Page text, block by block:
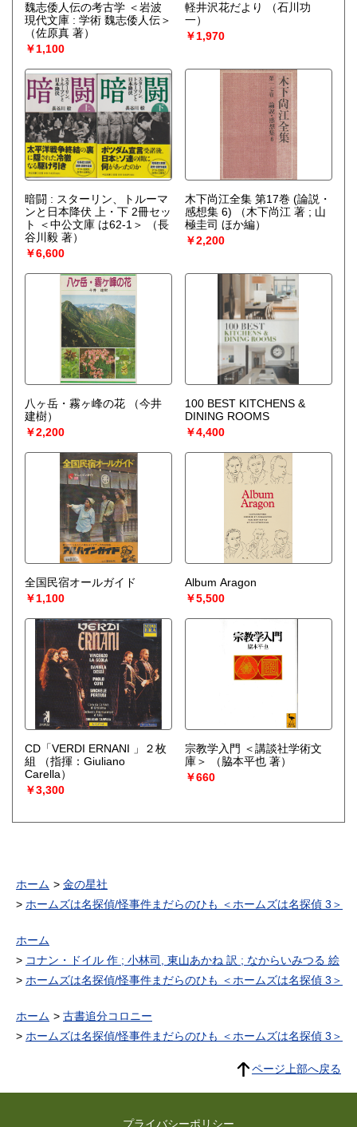
魏志倭人伝の考古学 ＜岩波
現代文庫 : 学術 魏志倭人伝＞
（佐原真 著）
￥1,100
軽井沢花だより
（石川功
一）
￥1,970
暗闘 : スターリン、トルーマ
ンと日本降伏 上・下 2冊セッ
ト ＜中公文庫 は62-1＞
（長
谷川毅 著）
￥6,600
木下尚江全集 第17巻 (論説・
感想集 6)
（木下尚江 著 ; 山
極圭司 ほか編）
￥2,200
八ヶ岳・霧ヶ峰の花
（今井
建樹）
￥2,200
100 BEST KITCHENS &
DINING ROOMS
￥4,400
全国民宿オールガイド
￥1,100
Album Aragon
￥5,500
CD「VERDI ERNANI 」２枚
組
（指揮：Giuliano
Carella）
￥3,300
宗教学入門 ＜講談社学術文
庫＞
（脇本平也 著）
￥660
ホーム
金の星社
ホームズは名探偵/怪事件まだらのひも ＜ホームズは名探偵 3＞
ホーム
コナン・ドイル 作 ; 小林司, 東山あかね 訳 ; なからいみつる 絵
ホームズは名探偵/怪事件まだらのひも ＜ホームズは名探偵 3＞
ホーム
古書追分コロニー
ホームズは名探偵/怪事件まだらのひも ＜ホームズは名探偵 3＞
ページ上部へ戻る
プライバシーポリシー